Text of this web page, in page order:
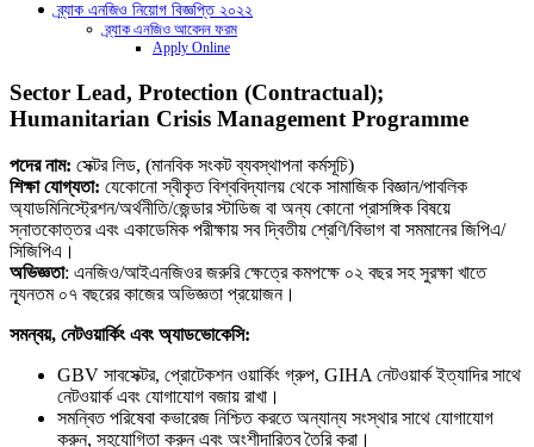
ব্র্যাক এনজিও নিয়োগ বিজ্ঞপ্তি ২০২২
ব্র্যাক এনজিও আবেদন ফরম
Apply Online
Sector Lead, Protection (Contractual);
Humanitarian Crisis Management Programme
পদের নাম: সেক্টর লিড, (মানবিক সংকট ব্যবস্থাপনা কর্মসূচি)
শিক্ষা যোগ্যতা: যেকোনো স্বীকৃত বিশ্ববিদ্যালয় থেকে সামাজিক বিজ্ঞান/পাবলিক
অ্যাডমিনিস্ট্রেশন/অর্থনীতি/জেন্ডার স্টাডিজ বা অন্য কোনো প্রাসঙ্গিক বিষয়ে
স্নাতকোত্তর এবং একাডেমিক পরীক্ষায় সব দ্বিতীয় শ্রেণি/বিভাগ বা সমমানের জিপিএ/
সিজিপিএ।
অভিজ্ঞতা: এনজিও/আইএনজিওর জরুরি ক্ষেত্রে কমপক্ষে ০২ বছর সহ সুরক্ষা খাতে
ন্যূনতম ০৭ বছরের কাজের অভিজ্ঞতা প্রয়োজন।
সমন্বয়, নেটওয়ার্কিং এবং অ্যাডভোকেসি:
GBV সাবসেক্টর, প্রোটেকশন ওয়ার্কিং গ্রুপ, GIHA নেটওয়ার্ক ইত্যাদির সাথে
নেটওয়ার্ক এবং যোগাযোগ বজায় রাখা।
সমন্বিত পরিষেবা কভারেজ নিশ্চিত করতে অন্যান্য সংস্থার সাথে যোগাযোগ
করুন, সহযোগিতা করুন এবং অংশীদারিত্ব তৈরি করা।